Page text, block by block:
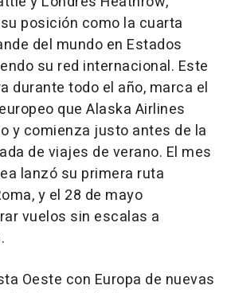
posición como la cuarta
del mundo en Estados
su red internacional. Este
durante todo el año, marca el
que Alaska Airlines
y comienza justo antes de la
de viajes de verano. El mes
lanzó su primera ruta
y el 28 de mayo
vuelos sin escalas a
Oeste con Europa de nuevas